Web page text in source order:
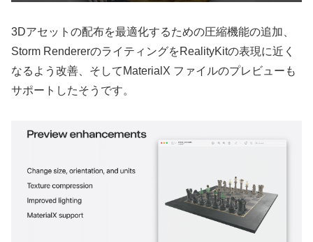
3Dアセットの配布を最適化するための圧縮機能の追加、
Storm RendererのライティングをRealityKitの表現に近く
なるよう改善、そしてMaterialX ファイルのプレビューも
サポートしたそうです。